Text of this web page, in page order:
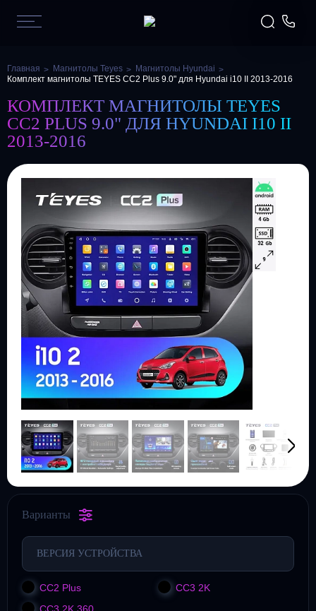
Главная Магнитолы Teyes
Магнитолы Hyundai
Комплект магнитолы TEYES CC2 Plus 9.0" для Hyundai i10 II 2013-2016
КОМПЛЕКТ МАГНИТОЛЫ TEYES
CC2 PLUS 9.0" ДЛЯ HYUNDAI I10 II
2013-2016
Варианты
ВЕРСИЯ УСТРОЙСТВА
CC2 Plus
CC3 2K
CC3 2K 360